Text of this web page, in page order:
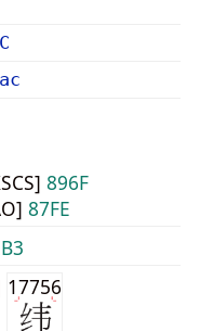
896F
87FE
17756